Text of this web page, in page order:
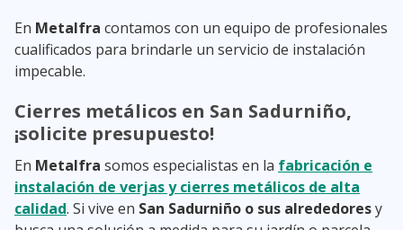
En Metalfra contamos con un equipo de profesionales
cualificados para brindarle un servicio de instalación
impecable.
Cierres metálicos en San Sadurniño,
¡solicite presupuesto!
En Metalfra somos especialistas en la fabricación e
instalación de verjas y cierres metálicos de alta
calidad. Si vive en San Sadurniño o sus alrededoresy